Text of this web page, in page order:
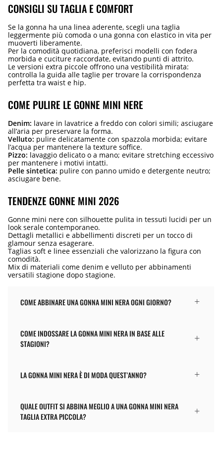
CONSIGLI SU TAGLIA E COMFORT
Se la gonna ha una linea aderente, scegli una taglia
leggermente più comoda o una gonna con elastico in vita per
muoverti liberamente.
Per la comodità quotidiana, preferisci modelli con fodera
morbida e cuciture raccordate, evitando punti di attrito.
Le versioni extra piccole offrono una vestibilità mirata:
controlla la guida alle taglie per trovare la corrispondenza
perfetta tra waist e hip.
COME PULIRE LE GONNE MINI NERE
Denim: lavare in lavatrice a freddo con colori simili; asciugare
all’aria per preservare la forma.
Velluto: pulire delicatamente con spazzola morbida; evitare
l’acqua per mantenere la texture soffice.
Pizzo: lavaggio delicato o a mano; evitare stretching eccessivo
per mantenere i motivi intatti.
Pelle sintetica: pulire con panno umido e detergente neutro;
asciugare bene.
TENDENZE GONNE MINI 2026
Gonne mini nere con silhouette pulita in tessuti lucidi per un
look serale contemporaneo.
Dettagli metallici e abbellimenti discreti per un tocco di
glamour senza esagerare.
Taglias soft e linee essenziali che valorizzano la figura con
comodità.
Mix di materiali come denim e velluto per abbinamenti
versatili stagione dopo stagione.
COME ABBINARE UNA GONNA MINI NERA OGNI GIORNO?
COME INDOSSARE LA GONNA MINI NERA IN BASE ALLE
STAGIONI?
LA GONNA MINI NERA È DI MODA QUEST’ANNO?
QUALE OUTFIT SI ABBINA MEGLIO A UNA GONNA MINI NERA
TAGLIA EXTRA PICCOLA?